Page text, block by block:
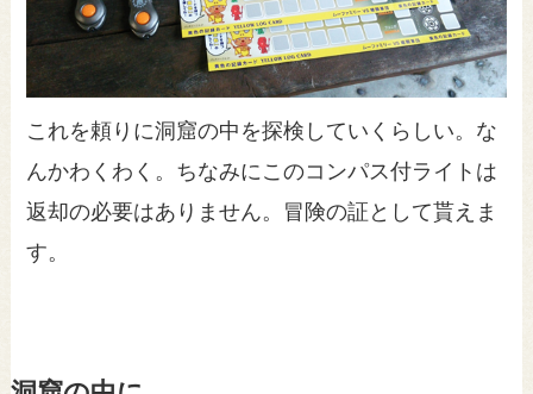
これを頼りに洞窟の中を探検していくらしい。な
んかわくわく。ちなみにこのコンパス付ライトは
返却の必要はありません。冒険の証として貰えま
す。